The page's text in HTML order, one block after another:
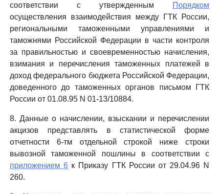
соответствии с утвержденным
Порядком
осуществления взаимодействия между ГТК России,
региональными таможенными управлениями и
таможнями Российской Федерации в части контроля
за правильностью и своевременностью начисления,
взимания и перечисления таможенных платежей в
доход федерального бюджета Российской Федерации,
доведенного до таможенных органов письмом ГТК
России от 01.08.95 N 01-13/10884.
8. Данные о начислении, взыскании и перечислении
акцизов представлять в статистической форме
отчетности 6-тм отдельной строкой ниже строки
вывозной таможенной пошлины в соответствии с
приложением 6 к Приказу ГТК России от 29.04.96 N
260.